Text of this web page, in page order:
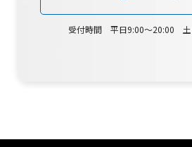
受付時間 平日9:00～20:00 土